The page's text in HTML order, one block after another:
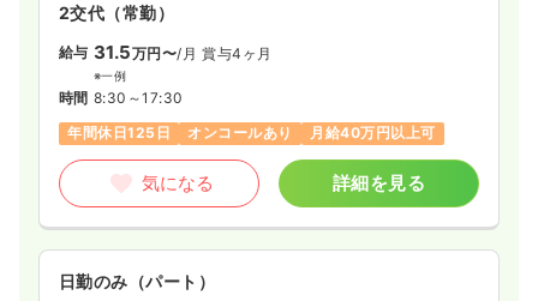
2交代（常勤）
給与 31.5万円〜/月 賞与4ヶ月
※一例
時間 8:30～17:30
年間休日125日
オンコールあり 月給40万円以上可
気になる 詳細を見る
日勤のみ（パート）